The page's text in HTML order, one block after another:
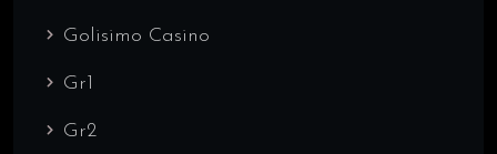
Golisimo Casino
Gr1
Gr2